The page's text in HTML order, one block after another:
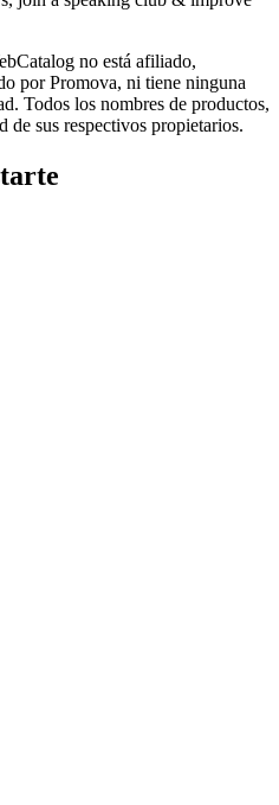
no está afiliado,
por Promova, ni tiene ninguna
Todos los nombres de productos,
de sus respectivos propietarios.